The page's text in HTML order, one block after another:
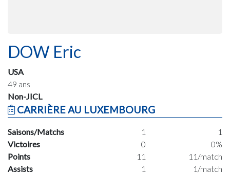
DOW Eric
USA
49 ans
Non-JICL
CARRIÈRE AU LUXEMBOURG
Saisons/Matchs 1
1
Victoires
0
0%
Points
11
11/match
Assists
1
1/match